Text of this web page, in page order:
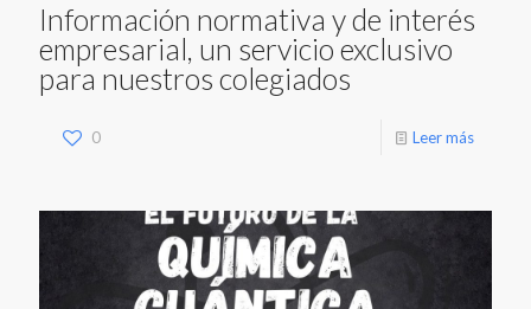
Información normativa y de interés
empresarial, un servicio exclusivo
para nuestros colegiados
0 Leer más